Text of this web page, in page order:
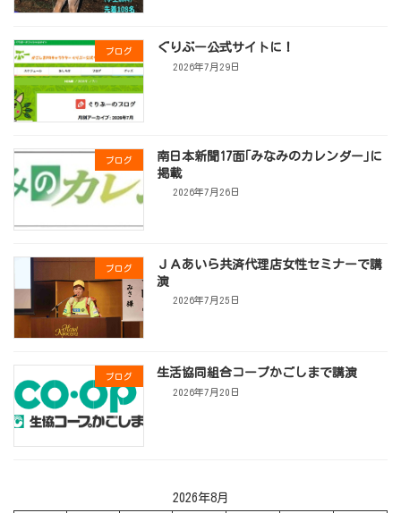
ブログ ぐりぶー公式サイトに！
2026年7月29日
ブログ
南日本新聞17面｢みなみのカレンダー｣に
掲載
2026年7月26日
ブログ
ＪＡあいら共済代理店女性セミナーで講
演
2026年7月25日
ブログ 生活協同組合コープかごしまで講演
2026年7月20日
2026年8月